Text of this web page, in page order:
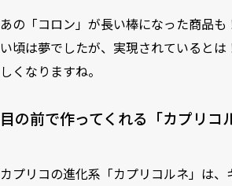
あの「コロン」が長い棒になった商品も
い頃は夢でしたが、実現されていると
しくなりますね。
目の前で作ってくれる「カプリコ
カプリコの進化系「カプリコルネ」は、